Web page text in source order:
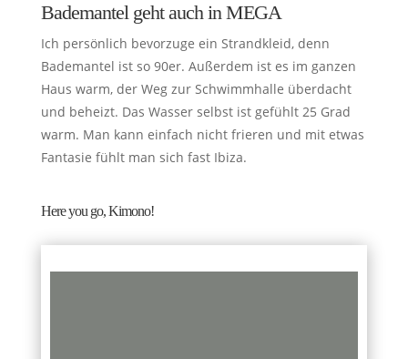
Bademantel geht auch in MEGA
Ich persönlich bevorzuge ein Strandkleid, denn
Bademantel ist so 90er. Außerdem ist es im ganzen
Haus warm, der Weg zur Schwimmhalle überdacht
und beheizt. Das Wasser selbst ist gefühlt 25 Grad
warm. Man kann einfach nicht frieren und mit etwas
Fantasie fühlt man sich fast Ibiza.
Here you go, Kimono!